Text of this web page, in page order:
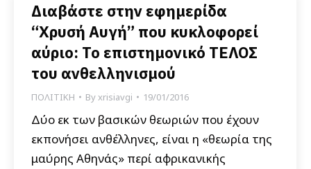
Διαβάστε στην εφημερίδα
“Χρυσή Αυγή” που κυκλοφορεί
αύριο: Το επιστημονικό ΤΕΛΟΣ
του ανθελληνισμού
ΠΟΛΙΤΙΚΗ Byxrisiavgi 19/01/2016
Δύο εκ των βασικών θεωριών που έχουν
εκπονήσει ανθέλληνες, είναι η «θεωρία της
μαύρης Αθηνάς» περί αφρικανικής